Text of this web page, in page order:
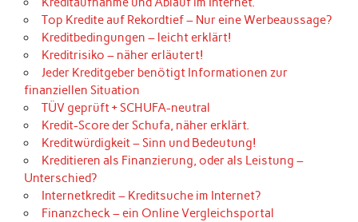
Top Kredite auf Rekordtief – Nur eine Werbeaussage?
Kreditbedingungen – leicht erklärt!
Kreditrisiko – näher erläutert!
Jeder Kreditgeber benötigt Informationen zur
finanziellen Situation
TÜV geprüft + SCHUFA-neutral
Kredit-Score der Schufa, näher erklärt.
Kreditwürdigkeit – Sinn und Bedeutung!
Kreditieren als Finanzierung, oder als Leistung –
Unterschied?
Internetkredit – Kreditsuche im Internet?
Finanzcheck – ein Online Vergleichsportal